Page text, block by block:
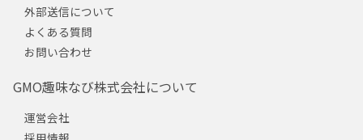
外部送信について
よくある質問
お問い合わせ
GMO趣味なび株式会社について
運営会社